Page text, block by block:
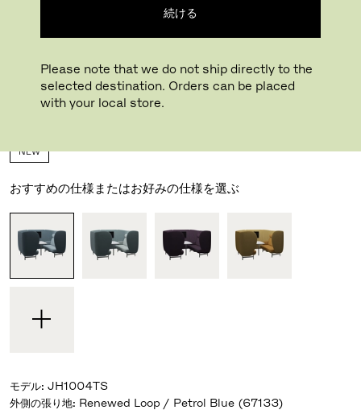
続ける
Please note that we do not ship directly to the
selected destination. Orders can be placed
with your local store.
PLENUM™ CABIN
NEW
おすすめの仕様またはお好みの仕様を選ぶ
モデル: JH1004TS
外側の張り地: Renewed Loop / Petrol Blue (67133)